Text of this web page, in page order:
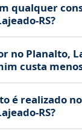
qualquer
no Planalto,
custa
é realizado